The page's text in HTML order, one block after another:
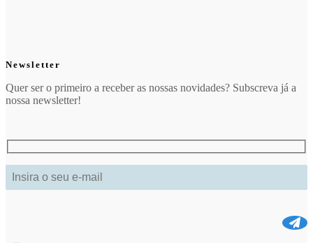
Newsletter
Quer ser o primeiro a receber as nossas novidades? Subscreva já a
nossa newsletter!